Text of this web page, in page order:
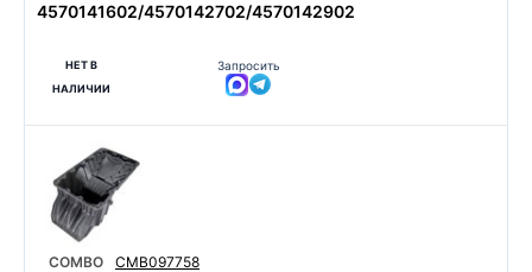
4570141602/4570142702/4570142902
НЕТ В
НАЛИЧИИ
Запросить
COMBO CMB097758